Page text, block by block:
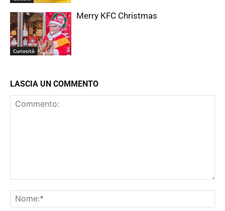
Curiosità
Merry KFC Christmas
LASCIA UN COMMENTO